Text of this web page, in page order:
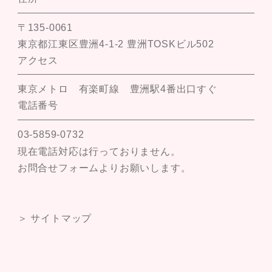
〒135-0061
東京都江東区豊洲4-1-2 豊洲TOSKビル502
アクセス
東京メトロ 有楽町線 豊洲駅4番出口すぐ
電話番号
03-5859-0732
現在電話対応は行っておりません。
お問合せフォームよりお願いします。
＞ サイトマップ